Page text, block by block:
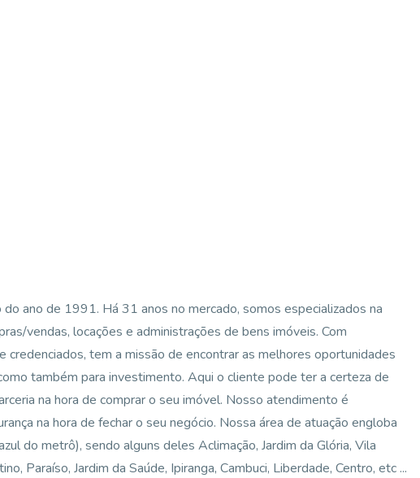
ano de 1991. Há 31 anos no mercado, somos especializados na
vendas, locações e administrações de bens imóveis. Com
tem a missão de encontrar as melhores oportunidades
também para investimento. Aqui o cliente pode ter a certeza de
na hora de comprar o seu imóvel. Nosso atendimento é
na hora de fechar o seu negócio. Nossa área de atuação engloba
do metrô), sendo alguns deles Aclimação, Jardim da Glória, Vila
Paraíso, Jardim da Saúde, Ipiranga, Cambuci, Liberdade, Centro, etc ...